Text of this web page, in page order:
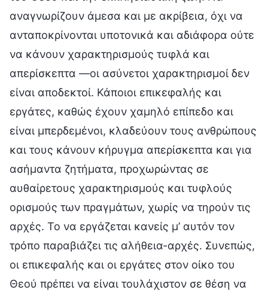
αναγνωρίζουν άμεσα και με ακρίβεια, όχι να
ανταποκρίνονται υποτονικά και αδιάφορα ούτε
να κάνουν χαρακτηρισμούς τυφλά και
απερίσκεπτα —οι ασύνετοι χαρακτηρισμοί δεν
είναι αποδεκτοί. Κάποιοι επικεφαλής και
εργάτες, καθώς έχουν χαμηλό επίπεδο και
είναι μπερδεμένοι, κλαδεύουν τους ανθρώπους
και τους κάνουν κήρυγμα απερίσκεπτα και για
ασήμαντα ζητήματα, προχωρώντας σε
αυθαίρετους χαρακτηρισμούς και τυφλούς
ορισμούς των πραγμάτων, χωρίς να τηρούν τις
αρχές. Το να εργάζεται κανείς μ’ αυτόν τον
τρόπο παραβιάζει τις αλήθεια-αρχές. Συνεπώς,
οι επικεφαλής και οι εργάτες στον οίκο του
Θεού πρέπει να είναι τουλάχιστον σε θέση να